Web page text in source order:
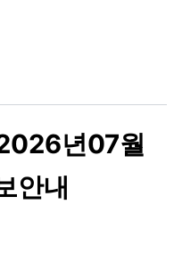
년07월
안내